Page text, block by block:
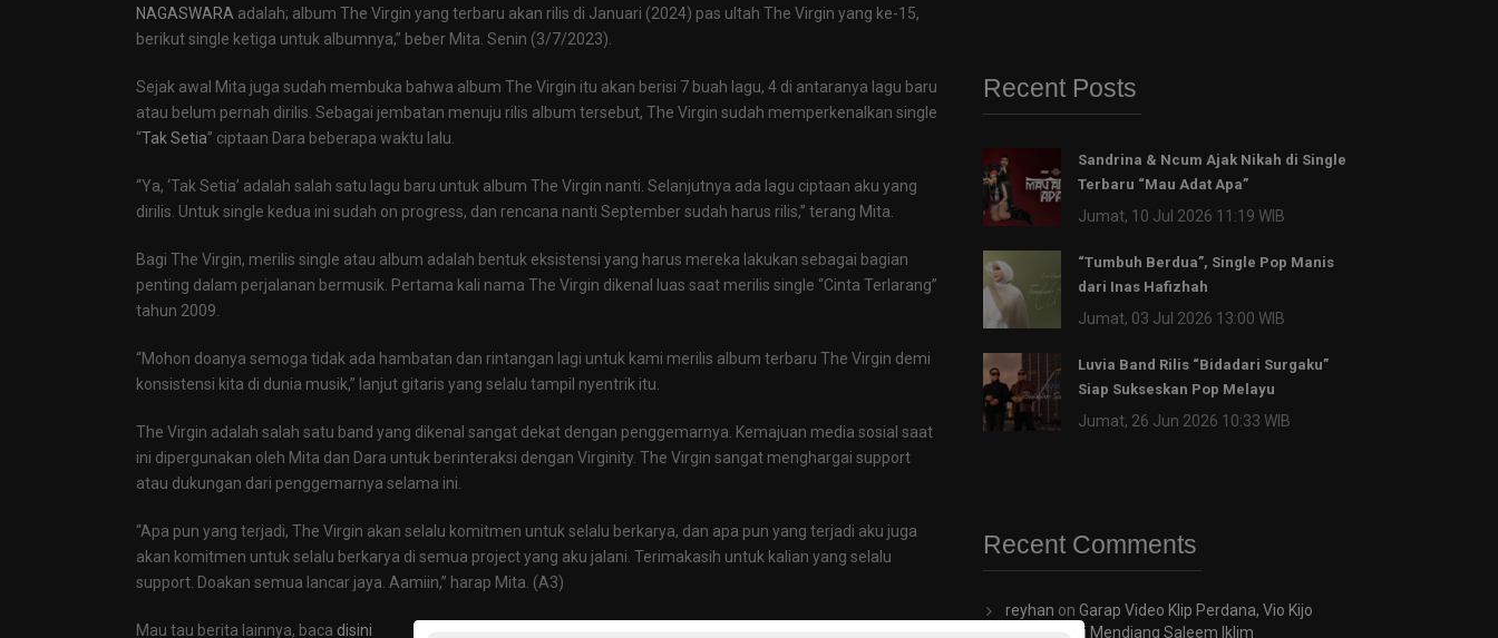
NAGASWARA adalah; album The Virgin yang terbaru akan rilis di Januari (2024) pas ultah The Virgin yang ke-15,
berikut single ketiga untuk albumnya,” beber Mita. Senin (3/7/2023).
Sejak awal Mita juga sudah membuka bahwa album The Virgin itu akan berisi 7 buah lagu, 4 di antaranya lagu baru
atau belum pernah dirilis. Sebagai jembatan menuju rilis album tersebut, The Virgin sudah memperkenalkan single
“Tak Setia” ciptaan Dara beberapa waktu lalu.
“Ya, ‘Tak Setia’ adalah salah satu lagu baru untuk album The Virgin nanti. Selanjutnya ada lagu ciptaan aku yang
dirilis. Untuk single kedua ini sudah on progress, dan rencana nanti September sudah harus rilis,” terang Mita.
Bagi The Virgin, merilis single atau album adalah bentuk eksistensi yang harus mereka lakukan sebagai bagian
penting dalam perjalanan bermusik. Pertama kali nama The Virgin dikenal luas saat merilis single “Cinta Terlarang”
tahun 2009.
“Mohon doanya semoga tidak ada hambatan dan rintangan lagi untuk kami merilis album terbaru The Virgin demi
konsistensi kita di dunia musik,” lanjut gitaris yang selalu tampil nyentrik itu.
The Virgin adalah salah satu band yang dikenal sangat dekat dengan penggemarnya. Kemajuan media sosial saat
ini dipergunakan oleh Mita dan Dara untuk berinteraksi dengan Virginity. The Virgin sangat menghargai support
atau dukungan dari penggemarnya selama ini.
“Apa pun yang terjadi, The Virgin akan selalu komitmen untuk selalu berkarya, dan apa pun yang terjadi aku juga
akan komitmen untuk selalu berkarya di semua project yang aku jalani. Terimakasih untuk kalian yang selalu
support. Doakan semua lancar jaya. Aamiin,” harap Mita. (A3)
Mau tau berita lainnya, baca disini
Recent Posts
Sandrina & Ncum Ajak Nikah di Single
Terbaru “Mau Adat Apa”
Jumat, 10 Jul 2026 11:19 WIB
“Tumbuh Berdua”, Single Pop Manis
dari Inas Hafizhah
Jumat, 03 Jul 2026 13:00 WIB
Luvia Band Rilis “Bidadari Surgaku”
Siap Sukseskan Pop Melayu
Jumat, 26 Jun 2026 10:33 WIB
Recent Comments
reyhan on Garap Video Klip Perdana, Vio Kijo
Terinspirasi Mendiang Saleem Iklim